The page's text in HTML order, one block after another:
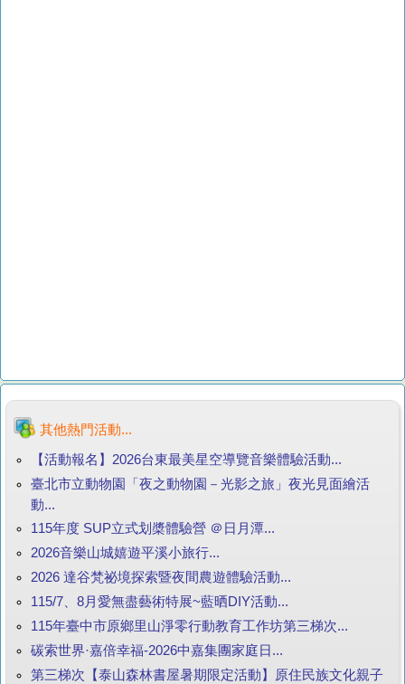
其他熱門活動...
【活動報名】2026台東最美星空導覽音樂體驗活動...
臺北市立動物園「夜之動物園－光影之旅」夜光見面繪活
動...
115年度 SUP立式划槳體驗營 ＠日月潭...
2026音樂山城嬉遊平溪小旅行...
2026 達谷梵祕境探索暨夜間農遊體驗活動...
115/7、8月愛無盡藝術特展~藍晒DIY活動...
115年臺中市原鄉里山淨零行動教育工作坊第三梯次...
碳索世界·嘉倍幸福-2026中嘉集團家庭日...
第三梯次【泰山森林書屋暑期限定活動】原住民族文化親子